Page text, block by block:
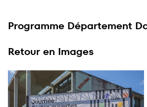
Programme Département
Retour en Images